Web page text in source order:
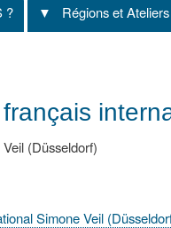
? Régions et Ateliers
(Düsseldorf)
Simone Veil